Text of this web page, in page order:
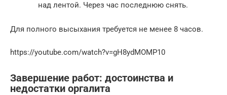
над лентой. Через час последнюю снять.
Для полного высыхания требуется не менее 8 часов.
https://youtube.com/watch?v=gH8ydMOMP10
Завершение работ: достоинства и
недостатки оргалита